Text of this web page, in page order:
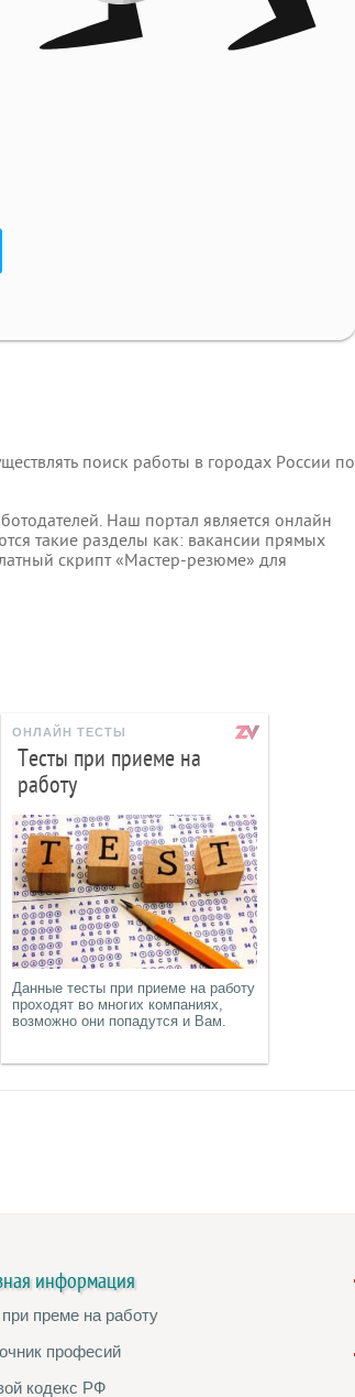
поиск работы в городах России по
Наш портал является онлайн
такие разделы как: вакансии прямых
скрипт «Мастер-резюме» для
ОНЛАЙН ТЕСТЫ
Тесты при приеме на
работу
Данные тесты при приеме на работу
проходят во многих компаниях,
возможно они попадутся и Вам.
информация
преме на работу
професий
кодекс РФ